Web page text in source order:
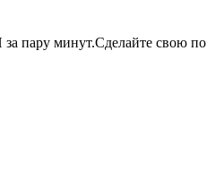
за пару минут.Сделайте свою по